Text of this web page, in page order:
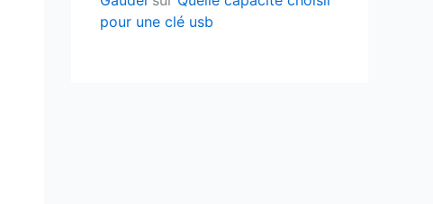
pour une clé usb